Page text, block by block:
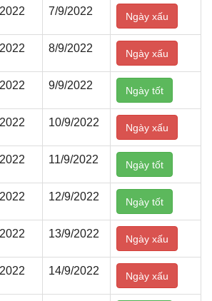
7/9/2022 Ngày xấu
8/9/2022 Ngày xấu
9/9/2022 Ngày tốt
10/9/2022 Ngày xấu
11/9/2022 Ngày tốt
12/9/2022 Ngày tốt
13/9/2022 Ngày xấu
14/9/2022 Ngày xấu